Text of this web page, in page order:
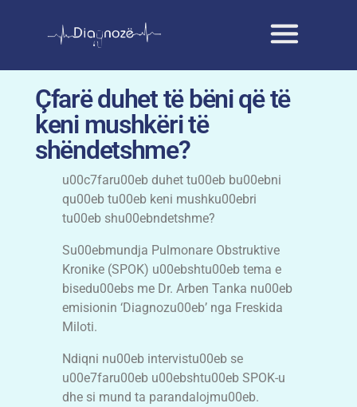
Çfarë duhet të bëni që të
keni mushkëri të
shëndetshme?
u00c7faru00eb duhet tu00eb bu00ebni
qu00eb tu00eb keni mushku00ebri
tu00eb shu00ebndetshme?
Su00ebmundja Pulmonare Obstruktive
Kronike (SPOK) u00ebshtu00eb tema e
bisedu00ebs me Dr. Arben Tanka nu00eb
emisionin ‘Diagnozu00eb’ nga Freskida
Miloti.
Ndiqni nu00eb intervistu00eb se
u00e7faru00eb u00ebshtu00eb SPOK-u
dhe si mund ta parandalojmu00eb.